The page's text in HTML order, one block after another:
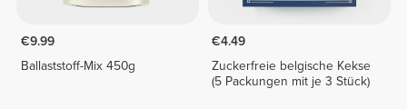
€9.99
Ballaststoff-Mix 450g
€4.49
Zuckerfreie belgische Kekse
(5 Packungen mit je 3 Stück)